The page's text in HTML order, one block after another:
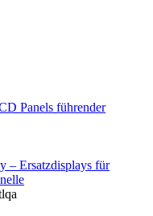
Panels führender
– Ersatzdisplays für